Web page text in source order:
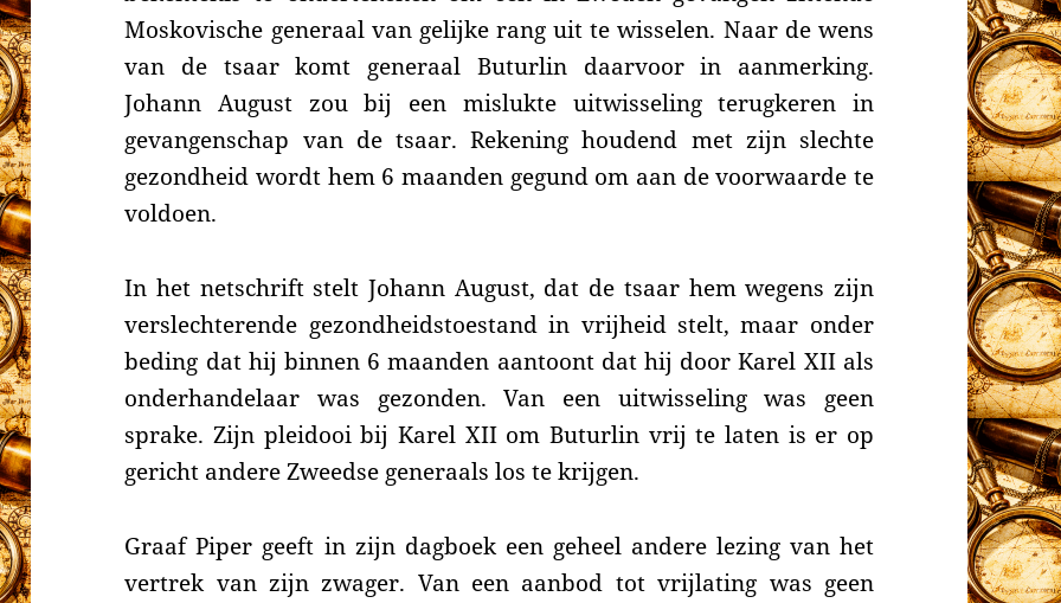
Moskovische generaal van gelijke rang uit te wisselen. Naar de wens
van de tsaar komt generaal Buturlin daarvoor in aanmerking.
Johann August zou bij een mislukte uitwisseling terugkeren in
gevangenschap van de tsaar. Rekening houdend met zijn slechte
gezondheid wordt hem 6 maanden gegund om aan de voorwaarde te
voldoen.
In het netschrift stelt Johann August, dat de tsaar hem wegens zijn
verslechterende gezondheidstoestand in vrijheid stelt, maar onder
beding dat hij binnen 6 maanden aantoont dat hij door Karel XII als
onderhandelaar was gezonden. Van een uitwisseling was geen
sprake. Zijn pleidooi bij Karel XII om Buturlin vrij te laten is er op
gericht andere Zweedse generaals los te krijgen.
Graaf Piper geeft in zijn dagboek een geheel andere lezing van het
vertrek van zijn zwager. Van een aanbod tot vrijlating was geen